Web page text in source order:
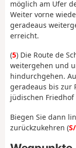
möglich am Ufer
Weiter vorne
geradeaus
erreicht.
(5) Die Route de
weitergehen und
hindurchgehen.
geradeaus bis zur
jüdischen
Biegen Sie dann
zurückzukehren (